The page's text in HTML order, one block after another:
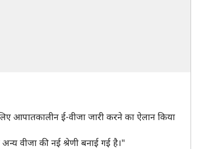
आपातकालीन ई-वीजा जारी करने का ऐलान किया
वीजा की नई श्रेणी बनाई गई है।"